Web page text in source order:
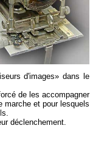
d'images» dans le
de les accompagner
marche et pour lesquels
déclenchement.